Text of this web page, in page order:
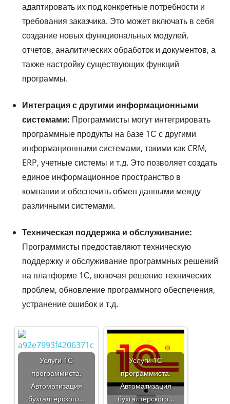
адаптировать их под конкретные потребности и
требования заказчика. Это может включать в себя
создание новых функциональных модулей,
отчетов, аналитических обработок и документов, а
также настройку существующих функций
программы.
Интеграция с другими информационными
системами: Программисты могут интегрировать
программные продукты на базе 1С с другими
информационными системами, такими как CRM,
ERP, учетные системы и т.д. Это позволяет создать
единое информационное пространство в
компании и обеспечить обмен данными между
различными системами.
Техническая поддержка и обслуживание:
Программисты предоставляют техническую
поддержку и обслуживание программных решений
на платформе 1С, включая решение технических
проблем, обновление программного обеспечения,
устранение ошибок и т.д.
Услуги 1С
программиста.
Автоматизация
бухгалтерского…
Услуги 1С
программиста.
Автоматизация
бухгалтерского…